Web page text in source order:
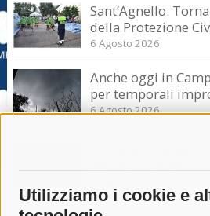
Utilizziamo i cookie e
Sant’Agnello.
della Protezione
6 Agosto 2026
Anche oggi in
per temporali
6 Agosto 2026
Domani e sabato